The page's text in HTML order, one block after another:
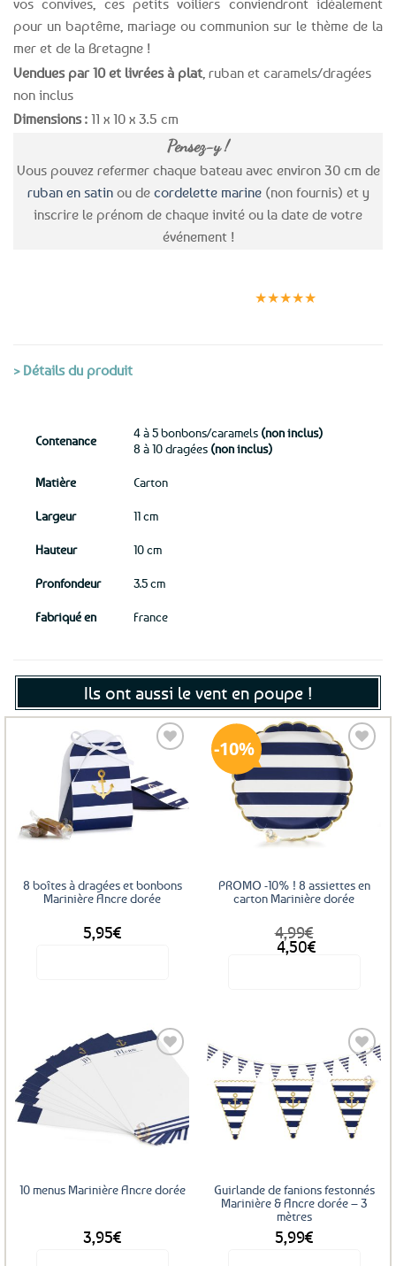
vos convives, ces petits voiliers conviendront idéalement
pour un baptême, mariage ou communion sur le thème de la
mer et de la Bretagne !
Vendues par 10 et livrées à plat , ruban et caramels/dragées
non inclus
Dimensions : 11 x 10 x 3.5 cm
Pensez-y !
Vous pouvez refermer chaque bateau avec environ 30 cm de
ruban en satinou de cordelette marine(non fournis) et y
inscrire le prénom de chaque invité ou la date de votre
événement !
★★★★★
> Détails du produit
Contenance
4 à 5 bonbons/caramels (non inclus)
8 à 10 dragées (non inclus)
Matière Carton
Largeur 11 cm
Hauteur 10 cm
Pronfondeur 3.5 cm
Fabriqué en France
Ils ont aussi le vent en poupe !
Ajouter
aux
favoris
8 boîtes à dragées et bonbons
Marinière Ancre dorée
5,95€
10%
Ajouter
aux
favoris
PROMO -10% ! 8 assiettes en
carton Marinière dorée
4,99€
Le
prix
4,50€
Le
prix
favoris
10 menus Marinière Ancre dorée
3,95€
Ajouter
aux
favoris
Guirlande de fanions festonnés
Marinière & Ancre dorée – 3
mètres
5,99€